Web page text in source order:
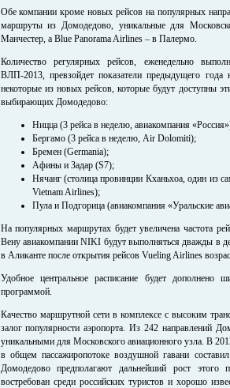
Обе компании кроме новых рейсов на популярных
маршруты из Домодедово, уникальные для
Манчестер, а Blue Panorama Airlines – в Палермо.
Количество регулярных рейсов, еженедельно
ВЛП-2013, превзойдет показатели предыдущего
некоторые из новых рейсов, которые будут доступны
выбирающих Домодедово:
Ницца (3 рейса в неделю, авиакомпания
Бергамо (3 рейса в неделю, Air Dolomiti);
Бремен (Germania);
Афины и Задар (S7);
Нячанг (столица провинции Кханьхоа, один из
Vietnam Airlines);
Пула и Подгорица (авиакомпания «Уральские
На популярных маршрутах будет увеличена частота
Вену авиакомпании NIKI будут выполняться дважды в
в Аликанте после открытия рейсов Vueling Airlines
Удобное центральное расписание будет дополнено
программой.
Качество маршрутной сети в комплексе с высоким
залог популярности аэропорта. Из 242 направлений
уникальными для Московского авиационного узла. В
в общем пассажиропотоке воздушной гавани
Домодедово предполагают дальнейший рост этого
востребован среди российских туристов и хорошо